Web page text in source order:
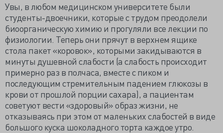
Увы, в любом медицинском университете были
студенты-двоечники, которые с трудом преодолели
биоорганическую химию и прогуляли все лекции по
физиологии. Теперь они прячут в верхнем ящике
стола пакет «коровок», которыми закидываются в
минуты душевной слабости (а слабость происходит
примерно раз в полчаса, вместе с пиком и
последующим стремительным падением глюкозы в
крови от прошлой порции сахара), а пациентам
советуют вести «здоровый» образ жизни, не
отказываясь при этом от маленьких слабостей в виде
большого куска шоколадного торта каждое утро.